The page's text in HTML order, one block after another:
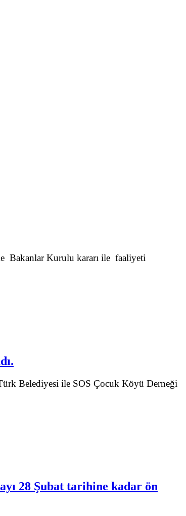
Bakanlar Kurulu kararı ile faaliyeti
Belediyesi ile SOS Çocuk Köyü Derneği
28 Şubat tarihine kadar ön